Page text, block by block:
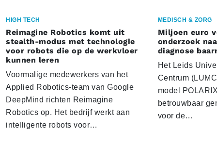
HIGH TECH
Reimagine Robotics komt uit
stealth-modus met technologie
voor robots die op de werkvloer
kunnen leren
Voormalige medewerkers van het
Applied Robotics-team van Google
DeepMind richten Reimagine
Robotics op. Het bedrijf werkt aan
intelligente robots voor…
MEDISCH & ZORG
Miljoen euro
onderzoek
diagnose
Het Leids
Centrum
model
betrouwbaar
voor de…